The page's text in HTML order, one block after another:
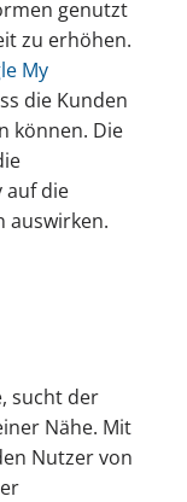
genutzt
zu erhöhen.
My
die Kunden
können. Die
auf die
auswirken.
sucht der
Nähe. Mit
Nutzer von